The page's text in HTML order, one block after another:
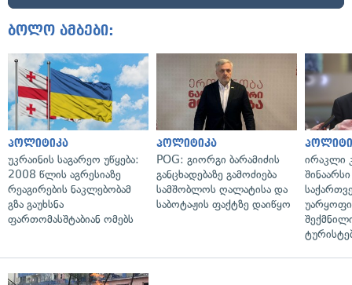
ბოლო ამბები:
პოლიტიკა
უკრაინის საგარეო უწყება:
2008 წლის აგრესიაზე
რეაგირების ნაკლებობამ
გზა გაუხსნა
ფართომასშტაბიან ომებს
პოლიტიკა
POG: გიორგი ბარამიძის
განცხადებაზე გამოძიება
სამშობლოს ღალატისა და
საბოტაჟის ფაქტზე დაიწყო
ირაკლი